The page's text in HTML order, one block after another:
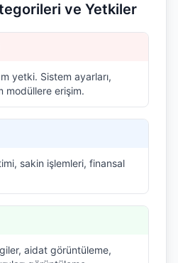
ve Yetkiler
yetki. Sistem ayarları,
modüllere erişim.
sakin işlemleri, finansal
aidat görüntüleme,